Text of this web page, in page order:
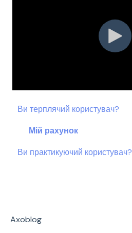
Ви терплячий користувач?
Мій рахунок
Ви практикуючий користувач?
Каталог вправ
Axoblog